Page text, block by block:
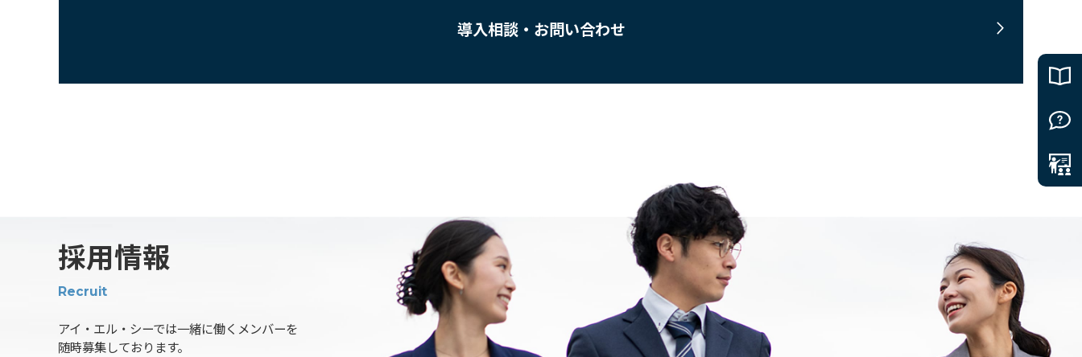
導入相談・お問い合わせ
採用情報
Recruit
アイ・エル・シーでは一緒に働くメンバーを
随時募集しております。